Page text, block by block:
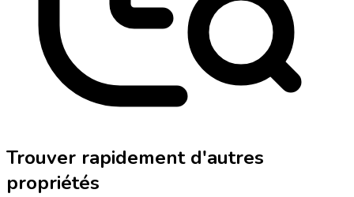
Trouver rapidement d'autres
propriétés